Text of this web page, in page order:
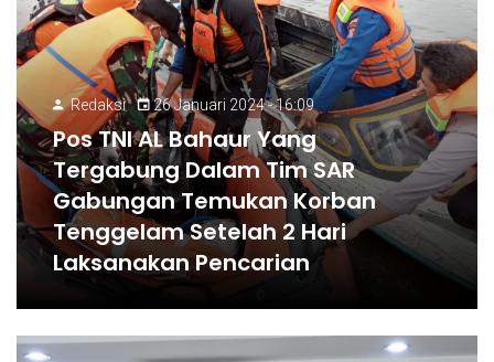
Redaksi 26 Januari 2024 - 16:09
Pos TNI AL Bahaur Yang
Tergabung Dalam Tim SAR
Gabungan Temukan Korban
Tenggelam Setelah 2 Hari
Laksanakan Pencarian